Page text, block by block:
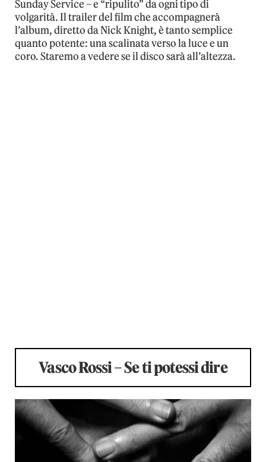
Sunday Service – e “ripulito” da ogni tipo di
volgarità. Il trailer del film che accompagnerà
l’album, diretto da Nick Knight, è tanto semplice
quanto potente: una scalinata verso la luce e un
coro. Staremo a vedere se il disco sarà all’altezza.
Vasco Rossi – Se ti potessi dire